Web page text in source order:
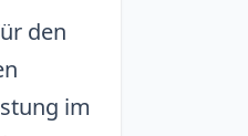
den
im